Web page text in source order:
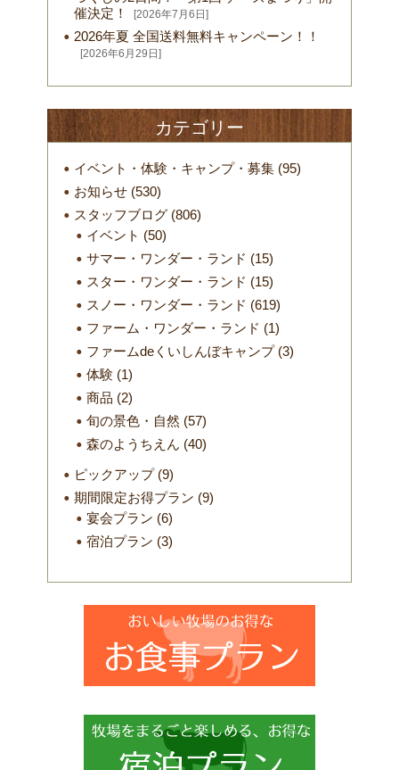
催決定！
[2026年7月6日]
2026年夏 全国送料無料キャンペーン！！
[2026年6月29日]
カテゴリー
イベント・体験・キャンプ・募集(95)
お知らせ(530)
スタッフブログ(806)
イベント (50)
サマー・ワンダー・ランド (15)
スター・ワンダー・ランド (15)
スノー・ワンダー・ランド (619)
ファーム・ワンダー・ランド (1)
ファームdeくいしんぼキャンプ(3)
体験 (1)
商品 (2)
旬の景色・自然 (57)
森のようちえん (40)
ピックアップ(9)
期間限定お得プラン (9)
宴会プラン (6)
宿泊プラン (3)